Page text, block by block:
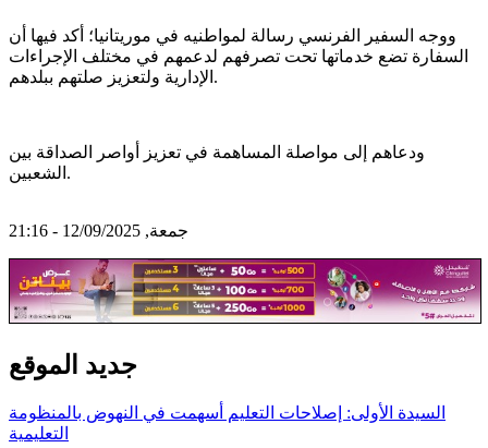
ووجه السفير الفرنسي رسالة لمواطنيه في موريتانيا؛ أكد فيها أن
السفارة تضع خدماتها تحت تصرفهم لدعمهم في مختلف الإجراءات
الإدارية ولتعزيز صلتهم ببلدهم.
ودعاهم إلى مواصلة المساهمة في تعزيز أواصر الصداقة بين
الشعبين.
جمعة, 12/09/2025 - 21:16
جديد الموقع
السيدة الأولى: إصلاحات التعليم أسهمت في النهوض بالمنظومة
التعليمية